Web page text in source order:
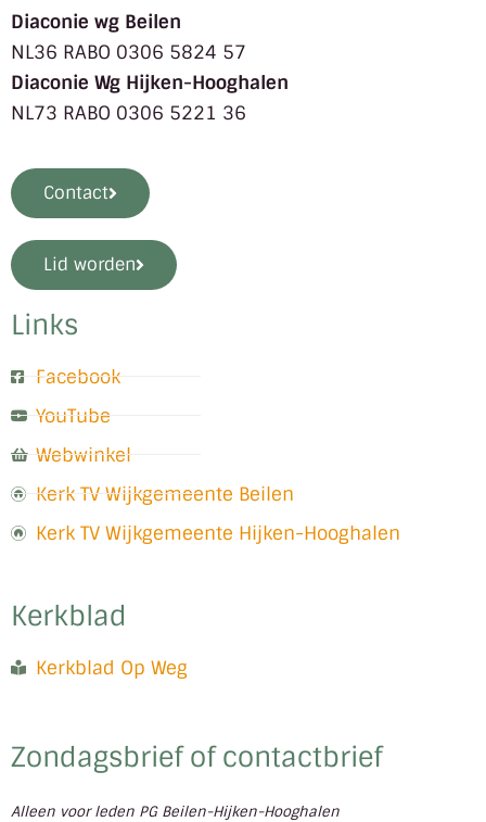
Diaconie wg Beilen
NL36 RABO 0306 5824 57
Diaconie Wg Hijken-Hooghalen
NL73 RABO 0306 5221 36
Contact
Lid worden
Links
Facebook
YouTube
Webwinkel
Kerk TV Wijkgemeente Beilen
Kerk TV Wijkgemeente Hijken-Hooghalen
Kerkblad
Kerkblad Op Weg
Zondagsbrief of contactbrief
Alleen voor leden PG Beilen-Hijken-Hooghalen